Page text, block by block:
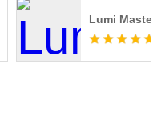
Lumi Master